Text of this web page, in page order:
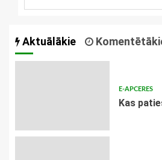
Aktuālākie
E-APCERES
​Kas